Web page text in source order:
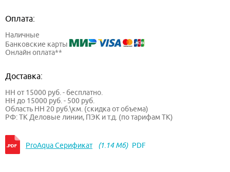
Оплата:
Наличные
Банковские карты
Онлайн оплата**
Доставка:
НН от 15000 руб. - бесплатно.
НН до 15000 руб. - 500 руб.
Область НН 20 руб.\км. (скидка от объема)
РФ: ТК Деловые линии, ПЭК и т.д. (по тарифам ТК)
ProAqua Серификат (1.14 Мб) PDF